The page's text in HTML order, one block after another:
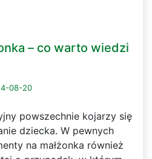
– co warto wiedzi
08-20
powszechnie kojarzy się
dziecka. W pewnych
na małżonka również